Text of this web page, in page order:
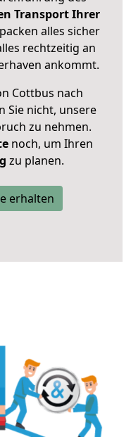
Transport Ihrer
alles sicher
rechtzeitig an
ankommt.
Cottbus nach
Sie nicht, unsere
zu nehmen.
noch, um Ihren
zu planen.
erhalten